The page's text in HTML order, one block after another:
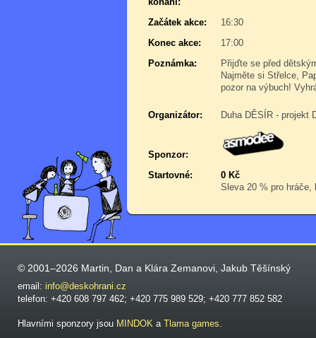
Začátek akce:
16:30
Konec akce:
17:00
Poznámka:
Přijďte se před
Najměte si Střelce,
pozor na výbuch!
Organizátor: Duha DĚSÍR - projekt
Sponzor:
Startovné:
0 Kč
Sleva 20 % pro
© 2001–2026 Martin, Dan a Klára Zemanovi, Jakub Těšínský
email: info@deskohrani.cz
telefon: +420 608 797 462; +420 775 989 529; +420 777 852 582
Hlavními sponzory jsou MINDOK a Tlama games.